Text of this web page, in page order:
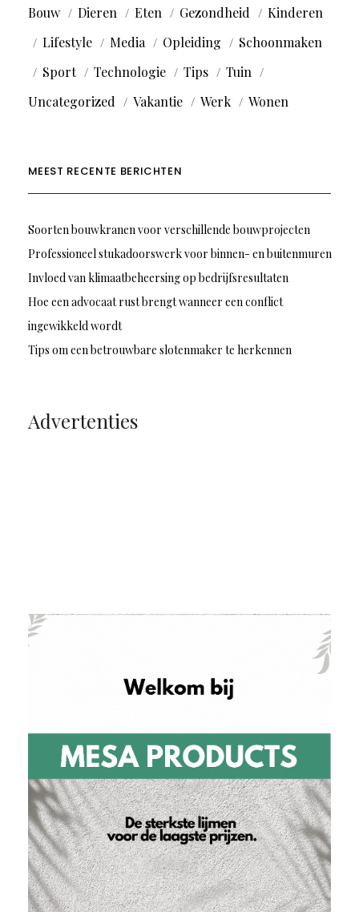
Bouw Dieren Eten Gezondheid
Kinderen
Lifestyle
Media Opleiding
Schoonmaken
Sport
Technologie Tips
Tuin
Uncategorized
Vakantie Werk Wonen
MEEST RECENTE BERICHTEN
Soorten bouwkranen voor verschillende bouwprojecten
Professioneel stukadoorswerk voor binnen- en buitenmuren
Invloed van klimaatbeheersing op bedrijfsresultaten
Hoe een advocaat rust brengt wanneer een conflict
ingewikkeld wordt
Tips om een betrouwbare slotenmaker te herkennen
Advertenties